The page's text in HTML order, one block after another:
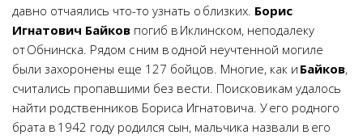
давно отчаялись что-то узнать о близких. Борис
Игнатович Байков погиб в Иклинском, неподалеку
от Обнинска. Рядом с ним в одной неучтенной могиле
были захоронены еще 127 бойцов. Многие, как и Байков,
считались пропавшими без вести. Поисковикам удалось
найти родственников Бориса Игнатовича. У его родного
брата в 1942 году родился сын, мальчика назвали в его